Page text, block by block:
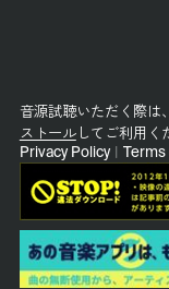
音源試聴いただく際は、
ストールしてご利用く
Privacy Policy